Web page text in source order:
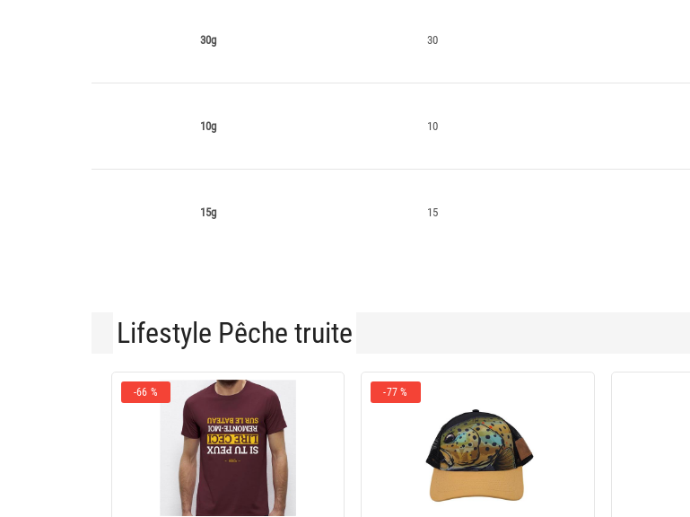
30g 30
10g 10
15g 15
Lifestyle Pêche truite
-66 % -77 %